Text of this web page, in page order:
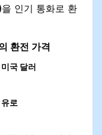
인기 통화로 환
환전 가격
국 달러
로